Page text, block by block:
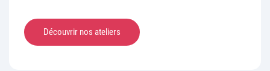
Découvrir nos ateliers